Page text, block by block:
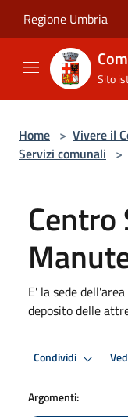
Regione Umbria
Sito
Home > Vivere il
Servizi comunali >
Centro
E' la sede
deposito delle
Condividi
Argomenti: